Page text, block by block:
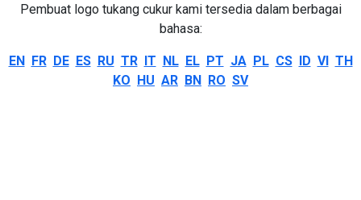
Pembuat logo tukang cukur kami tersedia dalam berbagai
bahasa:
EN FR DE ES RU TR IT NL EL PT JA PL CS ID VI TH
KO HU AR BN RO SV